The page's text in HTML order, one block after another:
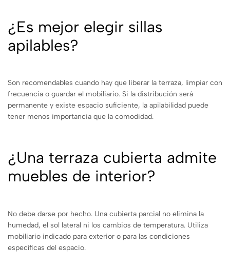
¿Es mejor elegir sillas
apilables?
Son recomendables cuando hay que liberar la terraza, limpiar con
frecuencia o guardar el mobiliario. Si la distribución será
permanente y existe espacio suficiente, la apilabilidad puede
tener menos importancia que la comodidad.
¿Una terraza cubierta admite
muebles de interior?
No debe darse por hecho. Una cubierta parcial no elimina la
humedad, el sol lateral ni los cambios de temperatura. Utiliza
mobiliario indicado para exterior o para las condiciones
específicas del espacio.